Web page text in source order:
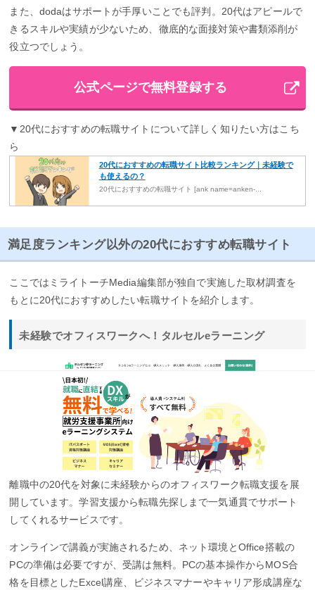
また、dodaはサポートが手厚いことでも評判。20代はアピールで
きるスキルや実績が少ないため、徹底的な面接対策や書類添削が
役立つでしょう。
公式ページで無料登録する
▼20代におすすめの転職サイトについて詳しく知りたい方はこち
ら
20代におすすめの転職サイト比較ランキング｜未経験で
も使えるの？
20代におすすめの転職サイト [ank name=anken-...
満足度ランキング以外の20代におすすめ転職サイト
ここではミライトーチMedia編集部が独自で実施した取材調査を
もとに20代におすすめしたい転職サイトを紹介します。
未経験でオフィスワークへ！タルセルeラーニング
離職中の20代を対象に未経験からのオフィスワーク転職支援を展
開しています。学習支援から転職先探しまで一気通貫でサポート
してくれるサービスです。
オンラインで講義が実施されるため、ネット環境とOffice搭載の
PCの準備は必要ですが、受講は無料。PCの基本操作からMOS合
格を目標としたExcel講座、ビジネスマナーやキャリア形成講座な